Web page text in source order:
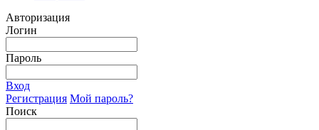
Авторизация
Логин
Пароль
Вход
Регистрация Мой пароль?
Поиск